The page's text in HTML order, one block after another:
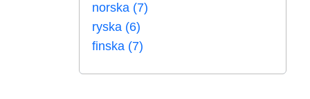
norska (7)
ryska (6)
finska (7)